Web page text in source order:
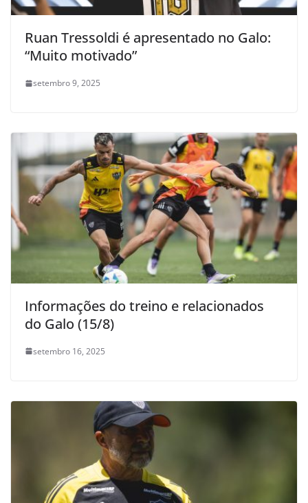
Ruan Tressoldi é apresentado no Galo:
“Muito motivado”
setembro 9, 2025
Informações do treino e relacionados
do Galo (15/8)
setembro 16, 2025